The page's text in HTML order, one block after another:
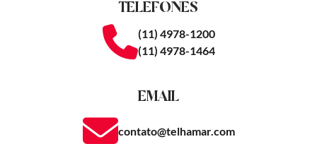
TELEFONES
(11) 4978-1200
(11) 4978-1464
EMAIL
contato@telhamar.com